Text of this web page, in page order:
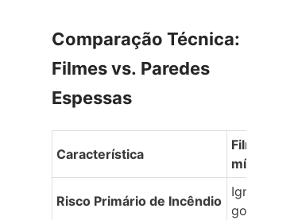
Comparação Técnica:
Filmes vs. Paredes
Espessas
Característica
Filmes
mícrons)
Risco Primário de Incêndio
Ignição